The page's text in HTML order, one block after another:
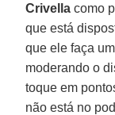
Crivella como
que está
que ele faça
moderando o
toque em
não está no